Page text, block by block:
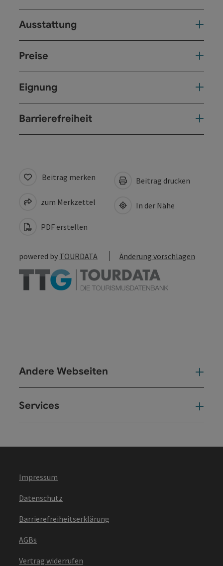
Ausstattung
Preise
Eignung
Barrierefreiheit
Beitrag merken
zum Merkzettel
PDF erstellen
Beitrag drucken
In der Nähe
powered by TOURDATA Änderung vorschlagen
Andere Webseiten
Services
Impressum
Datenschutz
Barrierefreiheitserklärung
AGBs
Vertrag widerrufen